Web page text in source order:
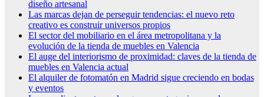
diseño artesanal
Las marcas dejan de perseguir tendencias: el nuevo reto
creativo es construir universos propios
El sector del mobiliario en el área metropolitana y la
evolución de la tienda de muebles en Valencia
El auge del interiorismo de proximidad: claves de la tienda de
muebles en Valencia actual
El alquiler de fotomatón en Madrid sigue creciendo en bodas
y eventos